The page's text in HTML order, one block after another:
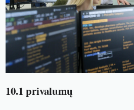
10.1 privalumų